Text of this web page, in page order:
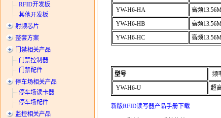
RFID开发板
其他开发板
射频芯片
整套方案
门禁相关产品
门禁控制器
门禁配件
停车场相关产品
停车场读卡器
停车场配件
监控相关产品
YW-H6-HA
高频
YW-H6-HB
高频
YW-H6-HC
高频
型号
频
YW-H6-U
超
新版RFID读写器产品手册下载